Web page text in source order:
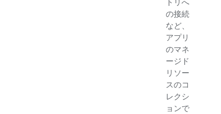
トリへ
の接続
など、
アプリ
のマネ
ージド
リソー
スのコ
レクシ
ョンで